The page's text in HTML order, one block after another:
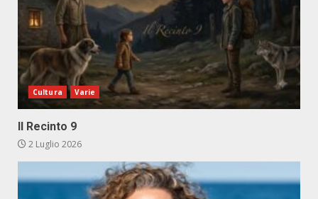
Cultura Varie
Il Recinto 9
2 Luglio 2026